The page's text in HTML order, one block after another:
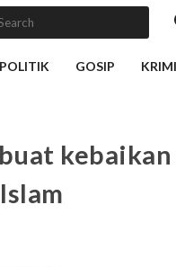
POLITIK GOSIP
kebaikan